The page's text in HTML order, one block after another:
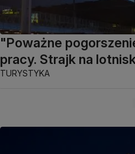
"Poważne
pracy. Strajk na
TURYSTYKA